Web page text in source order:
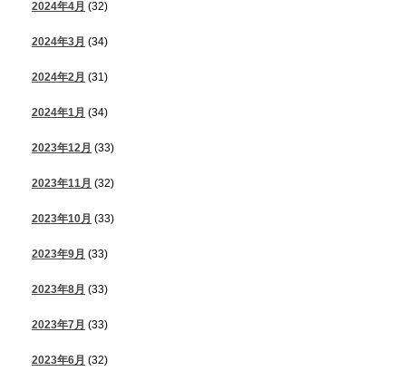
2024年4月 (32)
2024年3月 (34)
2024年2月 (31)
2024年1月 (34)
2023年12月 (33)
2023年11月 (32)
2023年10月 (33)
2023年9月 (33)
2023年8月 (33)
2023年7月 (33)
2023年6月 (32)